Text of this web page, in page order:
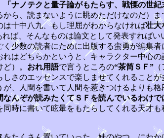
「ナノテクと量子論がもたらす、戦慄の世紀
ら、読まないように眺めただけなのだ）
十中八九、もし理屈がわからなければ壮大
ば、そんなものは論文として発表すれば
少数の読者にために出版する蛮勇が編集
どちらかというと、キャラクター中心
）。 おれ用語で言うところの“茶筒ＳＦ”
さのエッセンスで楽しませてくれること
、人間を書いて人間を惹きつけるよりも
なんぞが読みたくてＳＦを読んでいるわけで
時に書いて眩暈をもたらしてくれる天才